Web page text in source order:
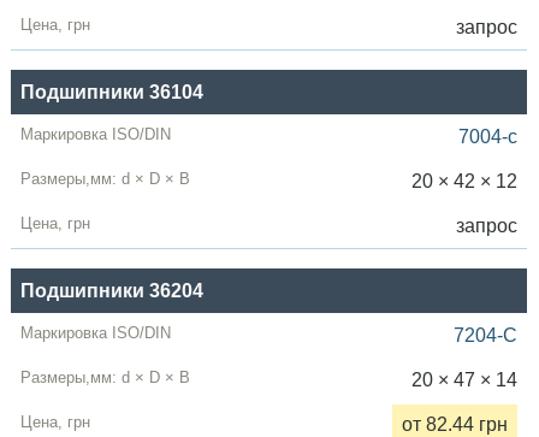
запрос
Подшипники 36104
7004-c
20 × 42 × 12
запрос
Подшипники 36204
7204-C
20 × 47 × 14
от 82.44 грн